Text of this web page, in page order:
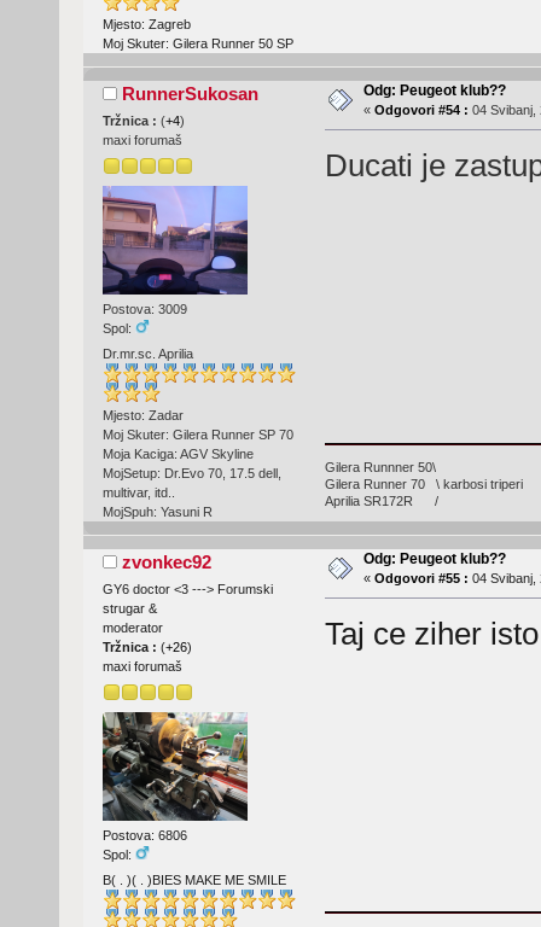
Mjesto: Zagreb
Moj Skuter: Gilera Runner 50 SP
RunnerSukosan
Tržnica : (+4)
maxi forumaš
Postova: 3009
Spol:
Dr.mr.sc. Aprilia
Mjesto: Zadar
Moj Skuter: Gilera Runner SP 70
Moja Kaciga: AGV Skyline
MojSetup: Dr.Evo 70, 17.5 dell,
multivar, itd..
MojSpuh: Yasuni R
Odg: Peugeot klub??
« Odgovori #54 : 04 Svibanj,
Ducati je
Gilera Runnner 50\
Gilera Runner 70 \ karbosi triperi
Aprilia SR172R /
zvonkec92
GY6 doctor <3 ---> Forumski
strugar &
moderator
Tržnica : (+26)
maxi forumaš
Postova: 6806
Spol:
B( . )( . )BIES MAKE ME SMILE
Odg: Peugeot klub??
« Odgovori #55 : 04 Svibanj,
Taj ce ziher